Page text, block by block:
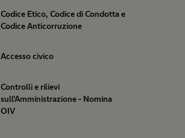
Codice Etico, Codice di Condotta e
Codice Anticorruzione
Accesso civico
Controlli e rilievi
sull'Amministrazione - Nomina
OIV